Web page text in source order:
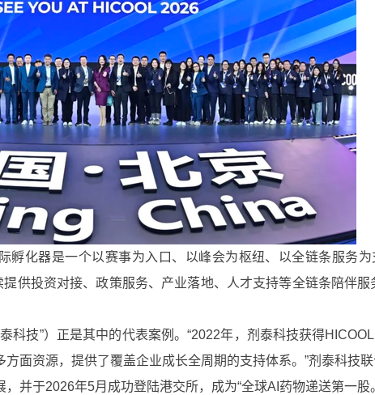
化器是一个以赛事为入口、以峰会为枢纽、以全链条服务为
提供投资对接、政策服务、产业落地、人才支持等全链条陪伴
技”）正是其中的代表案例。“2022年，剂泰科技获得HICOOL
面资源，提供了覆盖企业成长全周期的支持体系。”剂泰科技
并于2026年5月成功登陆港交所，成为“全球AI药物递送第一股